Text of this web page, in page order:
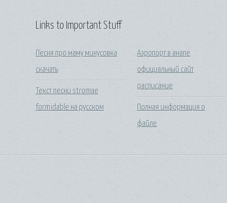
Links to Important Stuff
Песня про маму минусовка
скачать
Текст песни stromae
formidable на русском
Аэропорт в анапе
официальный сайт
расписание
Полная информация о
файле